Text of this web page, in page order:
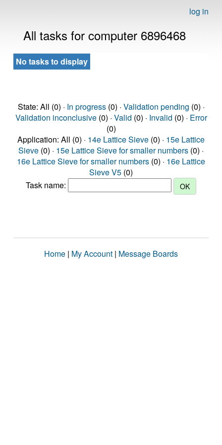
log in
All tasks for computer 6896468
No tasks to display
State: All (0) · In progress(0) · Validation pending (0) ·
Validation inconclusive(0) · Valid (0) · Invalid (0) · Error
(0)
Application: All (0) · 14e Lattice Sieve (0) · 15e Lattice
Sieve (0) · 15e Lattice Sieve for smaller numbers (0) ·
16e Lattice Sieve for smaller numbers (0) · 16e Lattice
Sieve V5 (0)
Task name:
Home | My Account | Message Boards